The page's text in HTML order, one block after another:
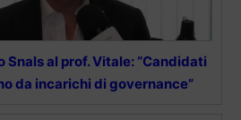
Snals al prof. Vitale: “Candidati
da incarichi di governance”